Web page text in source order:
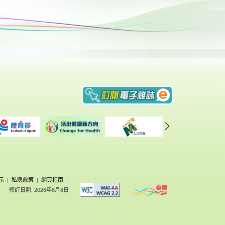
| 私隠政策 | 網頁指南
|
修訂日期: 2026年8月8日